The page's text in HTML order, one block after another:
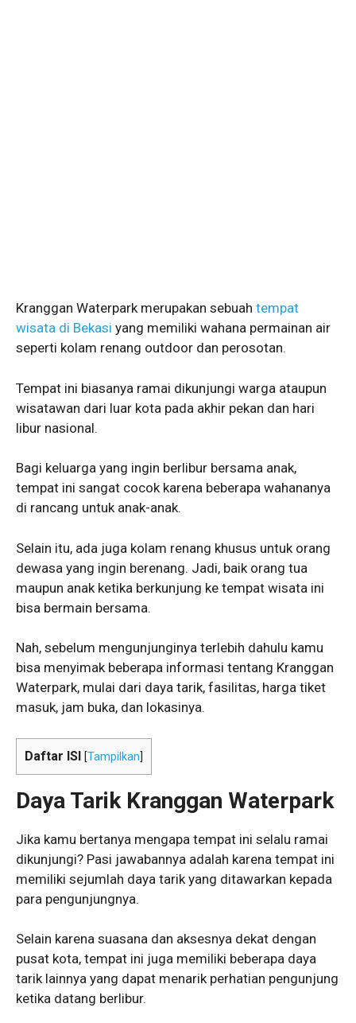
Kranggan Waterpark merupakan sebuah tempat
wisata di Bekasi yang memiliki wahana permainan air
seperti kolam renang outdoor dan perosotan.
Tempat ini biasanya ramai dikunjungi warga ataupun
wisatawan dari luar kota pada akhir pekan dan hari
libur nasional.
Bagi keluarga yang ingin berlibur bersama anak,
tempat ini sangat cocok karena beberapa wahananya
di rancang untuk anak-anak.
Selain itu, ada juga kolam renang khusus untuk orang
dewasa yang ingin berenang. Jadi, baik orang tua
maupun anak ketika berkunjung ke tempat wisata ini
bisa bermain bersama.
Nah, sebelum mengunjunginya terlebih dahulu kamu
bisa menyimak beberapa informasi tentang Kranggan
Waterpark, mulai dari daya tarik, fasilitas, harga tiket
masuk, jam buka, dan lokasinya.
Daftar ISI [Tampilkan
Daya Tarik Kranggan Waterpark
Jika kamu bertanya mengapa tempat ini selalu ramai
dikunjungi? Pasi jawabannya adalah karena tempat ini
memiliki sejumlah daya tarik yang ditawarkan kepada
para pengunjungnya.
Selain karena suasana dan aksesnya dekat dengan
pusat kota, tempat ini juga memiliki beberapa daya
tarik lainnya yang dapat menarik perhatian pengunjung
ketika datang berlibur.